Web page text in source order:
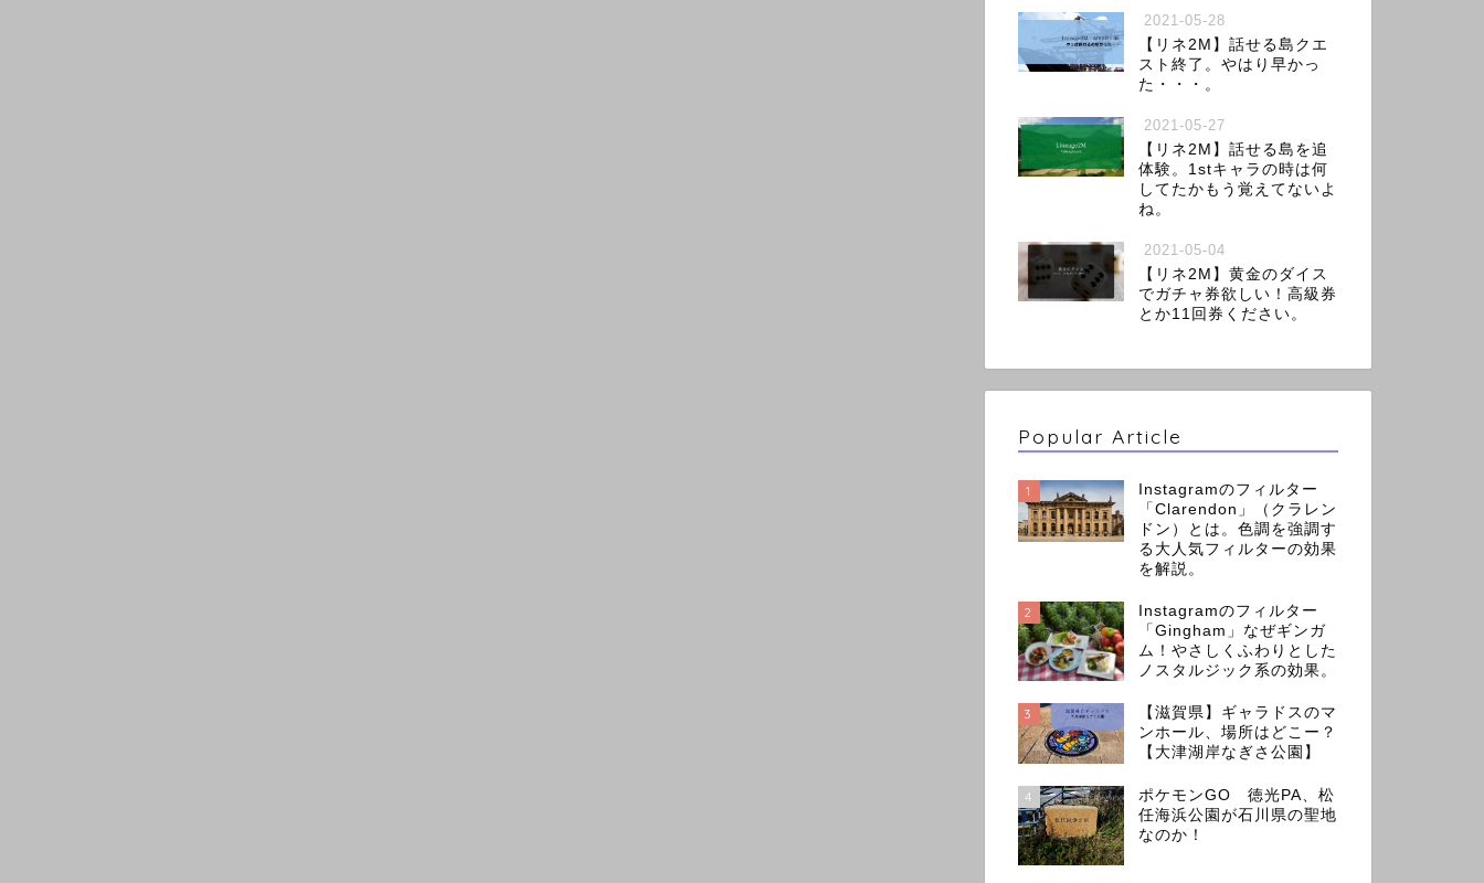
2021-05-28
【リネ2M】話せる島クエ
スト終了。やはり早かっ
た・・・。
2021-05-27
【リネ2M】話せる島を追
体験。1stキャラの時は何
してたかもう覚えてないよ
ね。
2021-05-04
【リネ2M】黄金のダイス
でガチャ券欲しい！高級券
とか11回券ください。
Popular Article
1
Instagramのフィルター
「Clarendon」（クラレン
ドン）とは。色調を強調す
る大人気フィルターの効果
を解説。
2
Instagramのフィルター
「Gingham」なぜギンガ
ム！やさしくふわりとした
ノスタルジック系の効果。
3
【滋賀県】ギャラドスのマ
ンホール、場所はどこー？
【大津湖岸なぎさ公園】
4
ポケモンGO 徳光PA、松
任海浜公園が石川県の聖地
なのか！